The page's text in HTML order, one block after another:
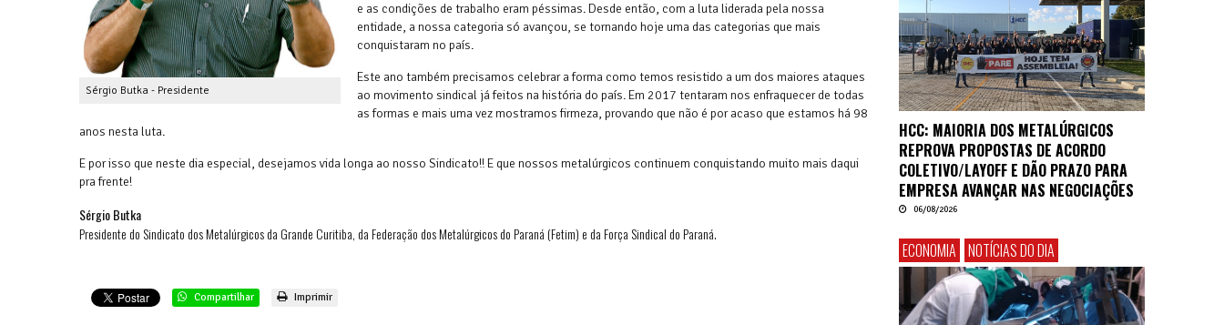
Sérgio Butka - Presidente
e as condições de trabalho eram péssimas. Desde então, com a luta liderada pela nossa
entidade, a nossa categoria só avançou, se tornando hoje uma das categorias que mais
conquistaram no país.
Este ano também precisamos celebrar a forma como temos resistido a um dos maiores ataques
ao movimento sindical já feitos na história do país. Em 2017 tentaram nos enfraquecer de todas
as formas e mais uma vez mostramos firmeza, provando que não é por acaso que estamos há 98
anos nesta luta.
E por isso que neste dia especial, desejamos vida longa ao nosso Sindicato!! E que nossos metalúrgicos continuem conquistando muito mais daqui
pra frente!
Sérgio Butka
Presidente do Sindicato dos Metalúrgicos da Grande Curitiba, da Federação dos Metalúrgicos do Paraná (Fetim) e da Força Sindical do Paraná.
Compartilhar Imprimir
HCC: MAIORIA DOS METALÚRGICOS
REPROVA PROPOSTAS DE ACORDO
COLETIVO/LAYOFF E DÃO PRAZO PARA
EMPRESA AVANÇAR NAS NEGOCIAÇÕES
06/08/2026
ECONOMIA NOTÍCIAS DO DIA